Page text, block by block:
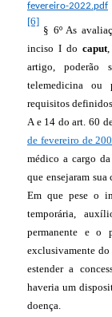
fevereiro-2022.pdf
[6]
§ 6º As
inciso I do caput,
artigo, poderão
telemedicina ou
requisitos
A e 14 do art. 60
de fevereiro de
médico a cargo
que ensejaram sua
Em que pese o
temporária,
permanente e o
exclusivamente
estender a
haveria um
doença.